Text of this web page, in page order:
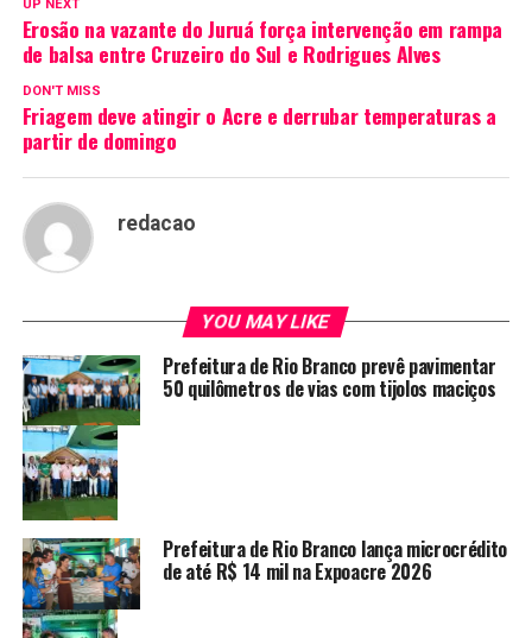
UP NEXT
Erosão na vazante do Juruá força intervenção em rampa
de balsa entre Cruzeiro do Sul e Rodrigues Alves
DON'T MISS
Friagem deve atingir o Acre e derrubar temperaturas a
partir de domingo
redacao
YOU MAY LIKE
Prefeitura de Rio Branco prevê pavimentar
50 quilômetros de vias com tijolos maciços
Prefeitura de Rio Branco lança microcrédito
de até R$ 14 mil na Expoacre 2026